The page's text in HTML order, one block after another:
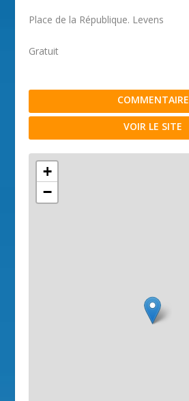
Place de la République. Levens
Gratuit
COMMENTAIRE
VOIR LE SITE
+
−